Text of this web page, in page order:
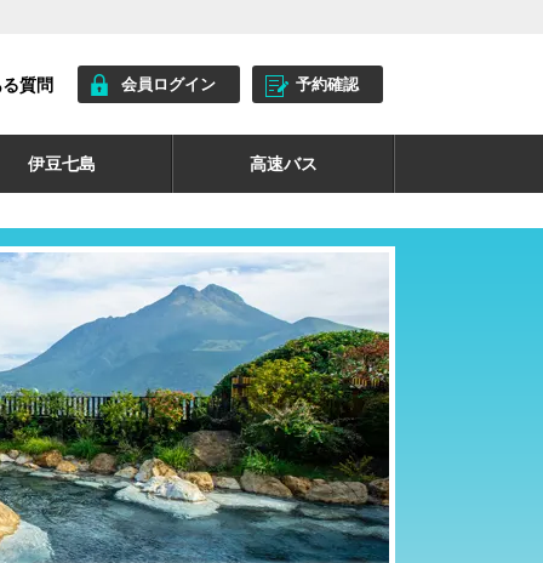
質問 会員ログイン 予約確認
伊豆七島 高速バス